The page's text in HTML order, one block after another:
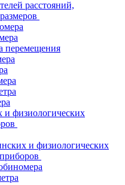
расстояний,
перемещения
и физиологических
и физиологических